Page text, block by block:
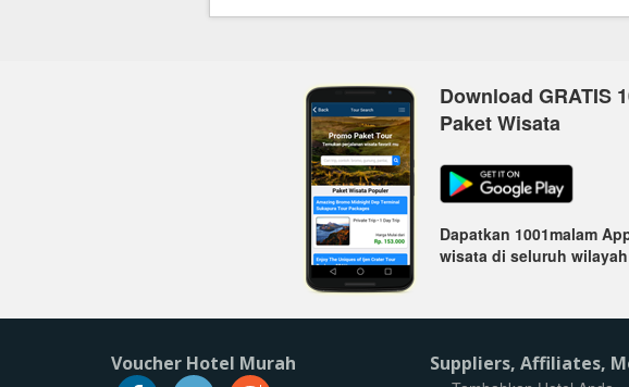
Download GRATIS
Paket Wisata
Dapatkan 1001malam
wisata di seluruh
Voucher Hotel Murah Suppliers, Affiliates,